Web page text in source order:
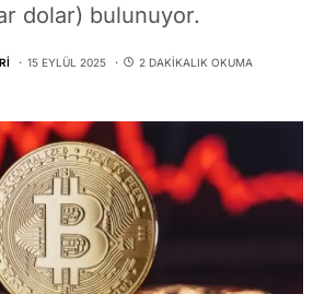
dolar) bulunuyor.
15 EYLÜL 2025 2 DAKIKALIK OKUMA